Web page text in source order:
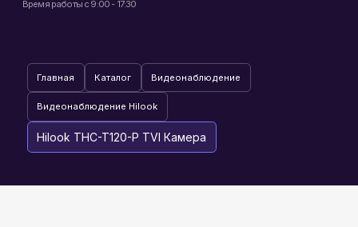
Hilook THC-T120-P TVI Камера